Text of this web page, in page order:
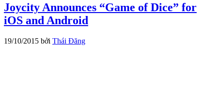
Joycity Announces “Game of Dice” for
iOS and Android
19/10/2015 bởi Thái Đăng